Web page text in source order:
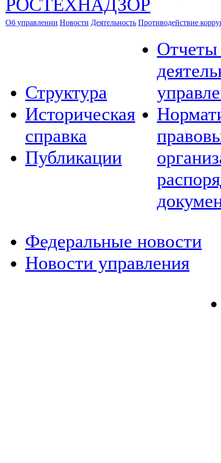
Об управлении Новости Деятельность Противодействие
Структура
Историческая
справка
Публикации
Отчеты
Федеральные новости
Новости управления